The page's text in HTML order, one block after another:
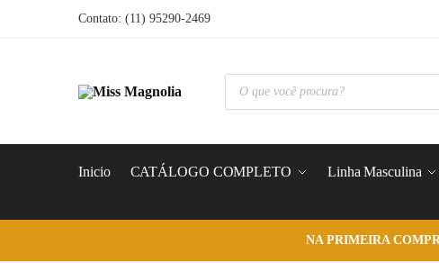
Contato: (11) 95290-2469
Pesquisar
produtos
Inicio CATÁLOGO COMPLETO Linha Masculina
NA PRIMEIRA